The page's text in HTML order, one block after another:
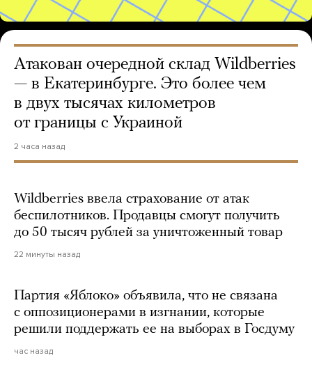
Атакован очередной склад Wildberries
— в Екатеринбурге. Это более чем
в двух тысячах километров
от границы с Украиной
2 часа назад
Wildberries ввела страхование от атак
беспилотников. Продавцы смогут получить
до 50 тысяч рублей за уничтоженный товар
22 минуты назад
Партия «Яблоко» объявила, что не связана
с оппозиционерами в изгнании, которые
решили поддержать ее на выборах в Госдуму
час назад